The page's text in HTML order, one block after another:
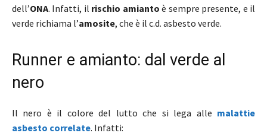
dell’ONA. Infatti, il rischio amiantoè sempre presente, e il
verde richiama l’amosite, che è il c.d. asbesto verde.
Runner e amianto: dal verde al
nero
Il nero è il colore del lutto che si lega alle malattie
asbesto correlate. Infatti: